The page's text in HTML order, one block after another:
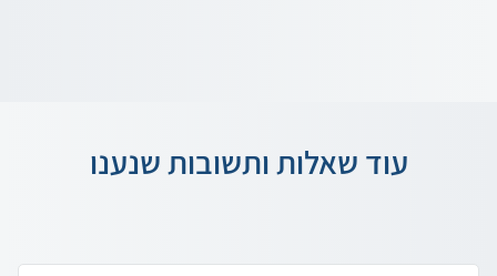
עוד שאלות ותשובות שנענו